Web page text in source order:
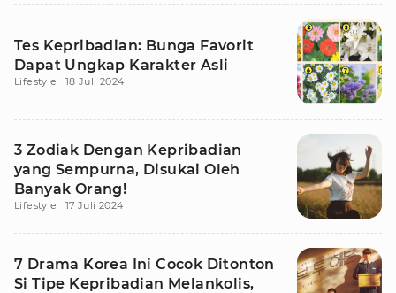
Tes Kepribadian: Bunga Favorit
Dapat Ungkap Karakter Asli
Lifestyle 18 Juli 2024
3 Zodiak Dengan Kepribadian
yang Sempurna, Disukai Oleh
Banyak Orang!
Lifestyle 17 Juli 2024
7 Drama Korea Ini Cocok Ditonton
Si Tipe Kepribadian Melankolis,